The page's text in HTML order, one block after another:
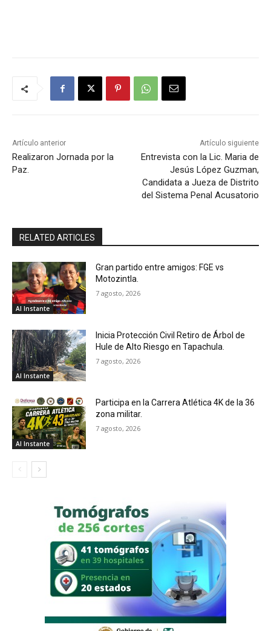
Artículo anterior
Realizaron Jornada por la
Paz.
Artículo siguiente
Entrevista con la Lic. Maria de
Jesús López Guzman,
Candidata a Jueza de Distrito
del Sistema Penal Acusatorio
RELATED ARTICLES
Al Instante
Gran partido entre amigos: FGE vs
Motozintla.
7 agosto, 2026
Al Instante
Inicia Protección Civil Retiro de Árbol de
Hule de Alto Riesgo en Tapachula.
7 agosto, 2026
Al Instante
Participa en la Carrera Atlética 4K de la 36
zona militar.
7 agosto, 2026